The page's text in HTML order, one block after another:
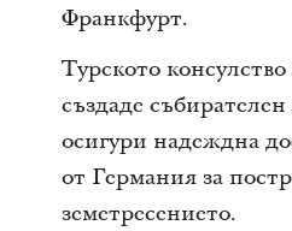
Франкфурт.
Турското
създаде
осигури надеждна
от Германия за
земетресението.